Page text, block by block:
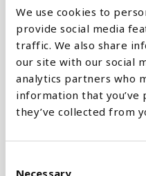
We use cookies to
provide social media
traffic. We also share
our site with our social
analytics partners who
information that
they’ve collected from
Necessary
Stapeldiagram
Linje
Platt